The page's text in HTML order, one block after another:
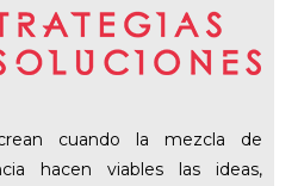
cuando la mezcla de
hacen viables las ideas,